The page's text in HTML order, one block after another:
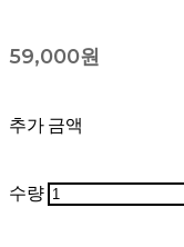
59,000원
추가 금액
수량